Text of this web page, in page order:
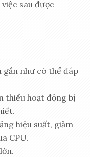
sau được
gần như có thể đáp
thiểu hoạt động bị
hiệu suất, giảm
CPU.